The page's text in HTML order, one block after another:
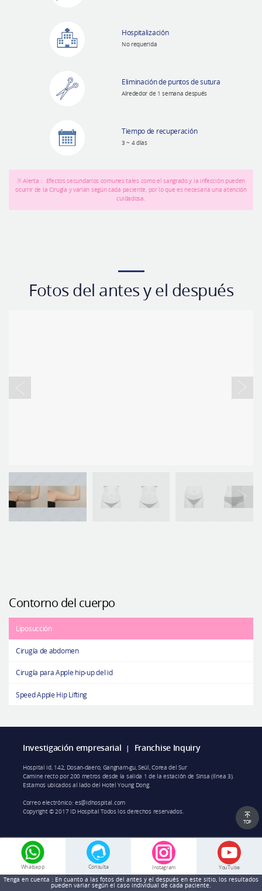
Hospitalización
No requerida
Eliminación de puntos de sutura
Alrededor de 1 semana después
Tiempo de recuperación
3 ~ 4 días
※ Alerta： Efectos secundarios comunes tales como el sangrado y la infección pueden
ocurrir de la Cirugía y varían según cada paciente, por lo que es necesaria una atención
cuidadosa.
Fotos del antes y el después
Contorno del cuerpo
Liposucción
Cirugía de abdomen
Cirugía para Apple hip-up del id
Speed Apple Hip Lifting
Whatsapp Consulta Instagram YouTube
Investigación empresarial | Franchise Inquiry
Hospital id, 142, Dosan-daero, Gangnam-gu, Seúl, Corea del Sur
Camine recto por 200 metros desde la salida 1 de la estación de Sinsa (línea 3).
Estamos ubicados al lado del Hotel Young Dong.
Correo electrónico: es@idhospital.com
Copyright © 2017 ID Hospital Todos los derechos reservados.
TOP
Tenga en cuenta : En cuanto a las fotos del antes y el después en este sitio, los resultados
pueden variar según el caso individual de cada paciente.